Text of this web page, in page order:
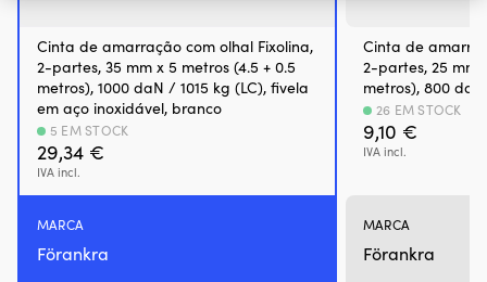
Cinta de amarração com olhal Fixolina,
2-partes, 35 mm x 5 metros (4.5 + 0.5
metros), 1000 daN / 1015 kg (LC), fivela
em aço inoxidável, branco
29,34 €
IVA incl.
5 EM STOCK
Cinta de
2-partes, 25 mm
metros), 800
9,10 €
IVA incl.
26 EM STOCK
MARCA
Förankra
MARCA
Förankra